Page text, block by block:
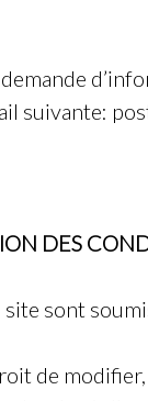
suivante:
DES
site sont
de